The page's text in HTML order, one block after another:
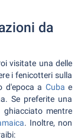
da
visitate una delle
i fenicotteri sulla
d'epoca a Cuba e
Se preferite una
mentre
. Inoltre, non